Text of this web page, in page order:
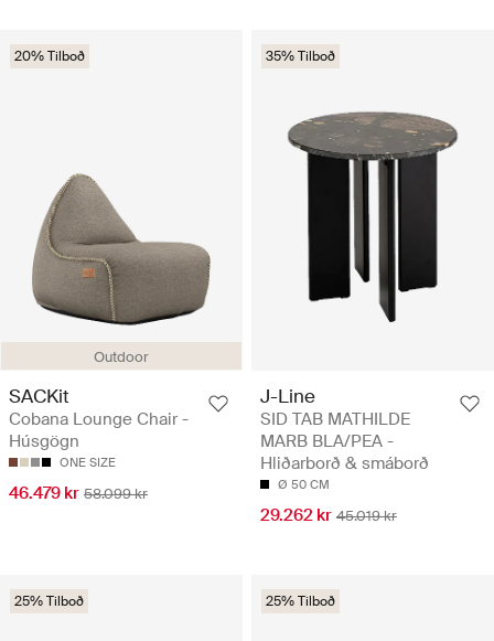
Outdoor
20% Tilboð
SACKit
Cobana Lounge Chair -
Húsgögn
ONE SIZE
46.479 kr 58.099 kr
35% Tilboð
J-Line
SID TAB MATHILDE
MARB BLA/PEA -
Hliðarborð & smáborð
Ø 50 CM
29.262 kr 45.019 kr
25% Tilboð 25% Tilboð